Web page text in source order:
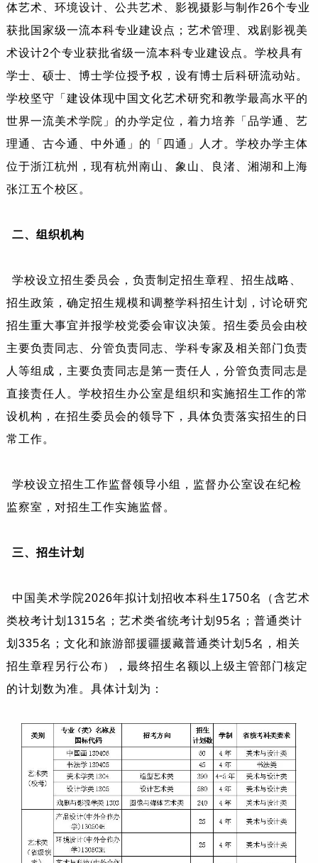
体艺术、环境设计、公共艺术、影视摄影与制作26个专业
获批国家级一流本科专业建设点；艺术管理、戏剧影视美
术设计2个专业获批省级一流本科专业建设点。学校具有
学士、硕士、博士学位授予权，设有博士后科研流动站。
学校坚守「建设体现中国文化艺术研究和教学最高水平的
世界一流美术学院」的办学定位，着力培养「品学通、艺
理通、古今通、中外通」的「四通」人才。学校办学主体
位于浙江杭州，现有杭州南山、象山、良渚、湘湖和上海
张江五个校区。
二、组织机构
学校设立招生委员会，负责制定招生章程、招生战略、
招生政策，确定招生规模和调整学科招生计划，讨论研究
招生重大事宜并报学校党委会审议决策。招生委员会由校
主要负责同志、分管负责同志、学科专家及相关部门负责
人等组成，主要负责同志是第一责任人，分管负责同志是
直接责任人。学校招生办公室是组织和实施招生工作的常
设机构，在招生委员会的领导下，具体负责落实招生的日
常工作。
学校设立招生工作监督领导小组，监督办公室设在纪检
监察室，对招生工作实施监督。
三、招生计划
中国美术学院2026年拟计划招收本科生1750名（含艺术
类校考计划1315名；艺术类省统考计划95名；普通类计
划335名；文化和旅游部援疆援藏普通类计划5名，相关
招生章程另行公布），最终招生名额以上级主管部门核定
的计划数为准。具体计划为：